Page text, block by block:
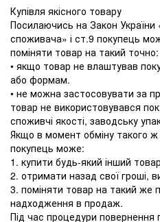
Купівля якісного товару
Посилаючись на Закон України
споживача» і ст.9 покупець
поміняти товар на такий точно:
• якщо товар не влаштував
або формам.
• не можна застосовувати за
товар не використовувався
споживчі якості, заводську
Якщо в момент обміну такого
покупець може:
1. купити будь-який інший
2. отримати назад свої гроші,
3. поміняти товар на такий же
надходження в продаж.
Під час процедури повернення